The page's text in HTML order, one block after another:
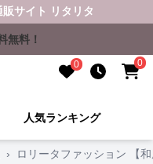
サイト リタリタ
無料！
0 0
人気ランキング
› ロリータファッション 【